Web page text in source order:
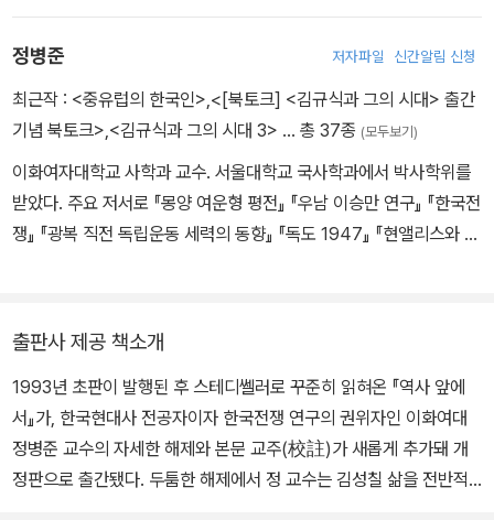
사학과에 입학했으나 강제징용되었다. 1946년 경성대학을 졸업하고
1947년 서울대학교 사학과 전임강사로 부임했다. 1951년(39세) 영
천 고향집에서 괴한의 저격으로 사망했다. 저서로 『조선역사』(194
의 『대지』, 강용흘의 『초당』, 박지원의 『열하일기』(전5권), 『용비어
천가』(상·하) 등이 있다.
정병준 저자파일 신간알림 신청
최근작 : <중유럽의 한국인> <[북토크] <김규식과 그의 시대> 출간
기념 북토크> <김규식과 그의 시대 3> … 총 37종 (모두보기)
이화여자대학교 사학과 교수. 서울대학교 국사학과에서 박사학위를
받았다. 주요 저서로 『몽양 여운형 평전』 『우남 이승만 연구』 『한국전
쟁』 『광복 직전 독립운동 세력의 동향』 『독도 1947』 『현앨리스와 그
출판사 제공 책소개
1993년 초판이 발행된 후 스테디쎌러로 꾸준히 읽혀온 『역사 앞에
서』가, 한국현대사 전공자이자 한국전쟁 연구의 권위자인 이화여대
정병준 교수의 자세한 해제와 본문 교주(校註)가 새롭게 추가돼 개
정판으로 출간됐다. 두툼한 해제에서 정 교수는 김성칠 삶을 전반적